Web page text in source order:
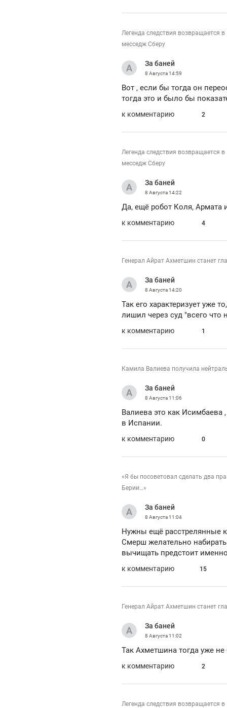
Легенда следствия возвращается
месседж Сберу
За баней
8 Августа14:59
Вот , если бы тогда он
тогда это и было бы
к комментарию 2
Легенда следствия возвращается
месседж Сберу
За баней
8 Августа14:22
Да, ещё робот Коля, Армата
к комментарию 4
Генерал Айрат Ахметшин станет
За баней
8 Августа14:20
Так его характеризует уже
лишил через суд "всего
к комментарию 1
Камила Валиева получила
За баней
8 Августа11:06
Валиева это как
в Испании.
к комментарию 0
«Я бы посоветовал сделать два
Берии…»
За баней
8 Августа11:04
Нужны ещё расстрелянные
Смерш желательно
вычищать предстоит
к комментарию 15
Генерал Айрат Ахметшин станет
За баней
8 Августа11:02
Так Ахметшина тогда уже
к комментарию 2
Легенда следствия возвращается
Как ГК «МИР ГРУПП» и ВТБ
Рекомендуем
150